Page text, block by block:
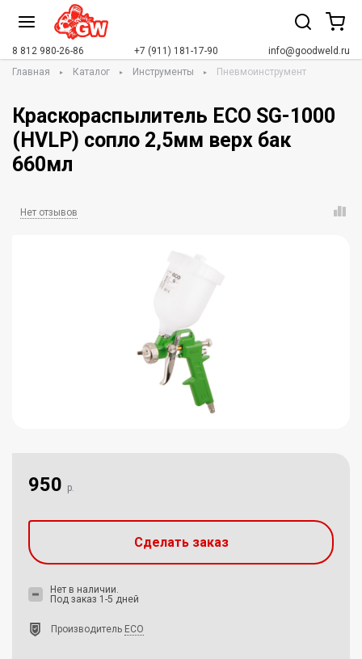
8 812 980-26-86 +7 (911) 181-17-90
info@goodweld.ru
Главная
Каталог Инструменты Пневмоинструмент
Краскораспылитель ECO SG-1000
(HVLP) сопло 2,5мм верх бак
660мл
Нет отзывов
950 р.
Сделать заказ
Нет в наличии.
Под заказ 1-5 дней
Производитель ECO